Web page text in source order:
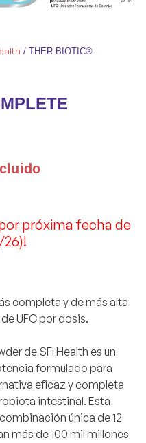
/ THER-BIOTIC®
próxima fecha de
completa y de más alta
UFC por dosis.
de SFI Health es un
formulado para
eficaz y completa
intestinal. Esta
única de 12
más de 100 mil millones